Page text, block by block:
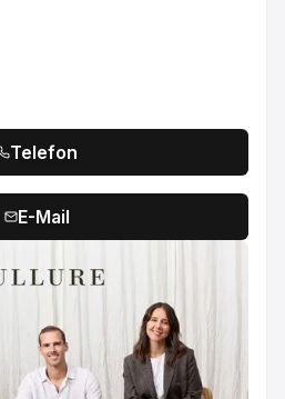
Telefon
E-Mail